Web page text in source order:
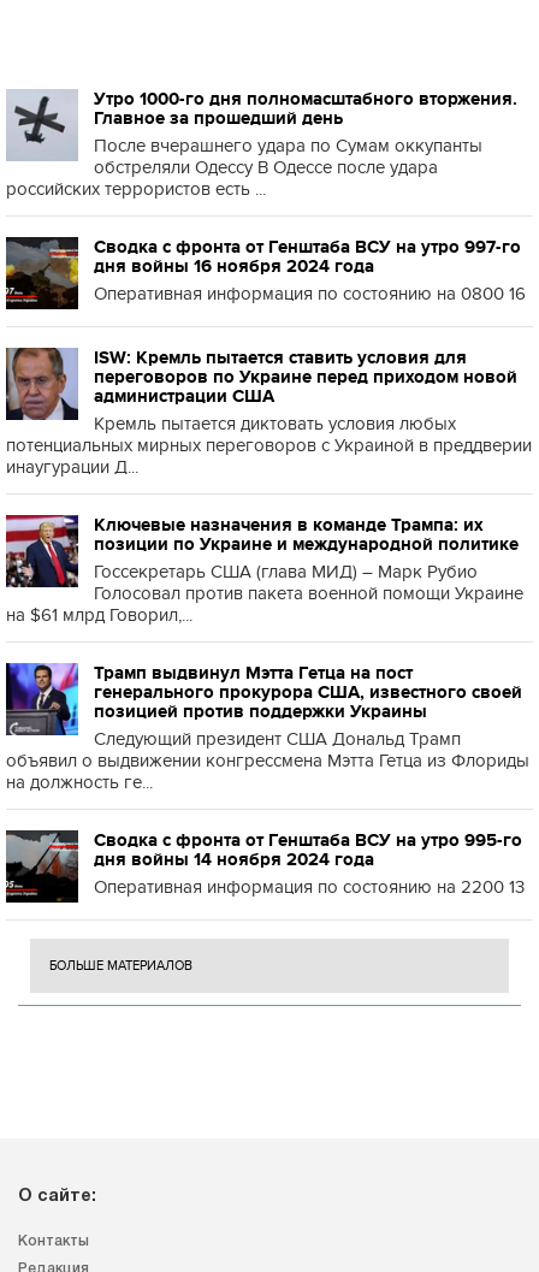
Утро 1000-го дня полномасштабного вторжения.
Главное за прошедший день
После вчерашнего удара по Сумам оккупанты
обстреляли Одессу В Одессе после удара
российских террористов есть ...
Сводка с фронта от Генштаба ВСУ на утро 997-го
дня войны 16 ноября 2024 года
Оперативная информация по состоянию на 0800 16
ISW: Кремль пытается ставить условия для
переговоров по Украине перед приходом новой
администрации США
Кремль пытается диктовать условия любых
потенциальных мирных переговоров с Украиной в преддверии
инаугурации Д...
Ключевые назначения в команде Трампа: их
позиции по Украине и международной политике
Госсекретарь США (глава МИД) – Марк Рубио
Голосовал против пакета военной помощи Украине
на $61 млрд Говорил,...
Трамп выдвинул Мэтта Гетца на пост
генерального прокурора США, известного своей
позицией против поддержки Украины
Следующий президент США Дональд Трамп
объявил о выдвижении конгрессмена Мэтта Гетца из Флориды
на должность ге...
Сводка с фронта от Генштаба ВСУ на утро 995-го
дня войны 14 ноября 2024 года
Оперативная информация по состоянию на 2200 13
БОЛЬШЕ МАТЕРИАЛОВ
О сайте:
Контакты
Редакция